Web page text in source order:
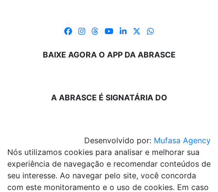
BAIXE AGORA O APP DA ABRASCE
A ABRASCE É SIGNATÁRIA DO
Desenvolvido por: Mufasa Agency
Nós utilizamos cookies para analisar e melhorar sua
experiência de navegação e recomendar conteúdos de
seu interesse. Ao navegar pelo site, você concorda
com este monitoramento e o uso de cookies. Em caso